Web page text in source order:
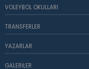
VOLEYBOL OKULLARI
TRANSFERLER
YAZARLAR
GALERILER